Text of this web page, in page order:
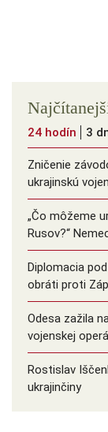
24 hodín 3
Zničenie
ukrajinskú
„Čo môžeme
Rusov?“
Diplomacia
obráti proti
Odesa zažila
vojenskej
Rostislav
ukrajinčiny